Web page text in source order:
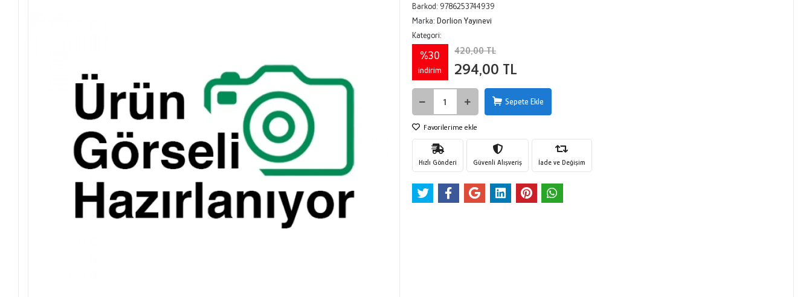
Barkod: 9786253744939
Marka: Dorlion Yayınevi
Kategori:
%30
indirim
420,00 TL
294,00 TL
Sepete Ekle
Favorilerime ekle
Hızlı Gönderi Güvenli Alışveriş İade ve Değişim